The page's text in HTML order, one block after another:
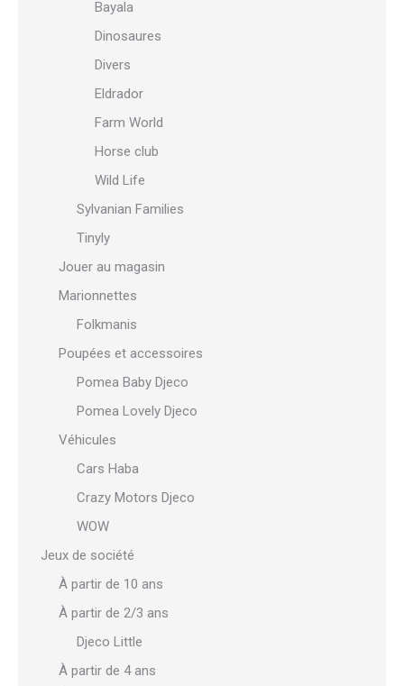
Bayala
Dinosaures
Divers
Eldrador
Farm World
Horse club
Wild Life
Sylvanian Families
Tinyly
Jouer au magasin
Marionnettes
Folkmanis
Poupées et accessoires
Pomea Baby Djeco
Pomea Lovely Djeco
Véhicules
Cars Haba
Crazy Motors Djeco
WOW
Jeux de société
À partir de 10 ans
À partir de 2/3 ans
Djeco Little
À partir de 4 ans